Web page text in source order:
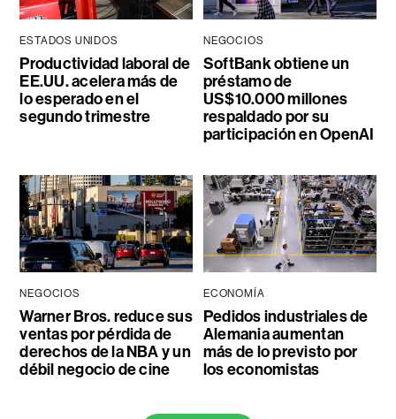
ESTADOS UNIDOS
Productividad laboral de
EE.UU. acelera más de
lo esperado en el
segundo trimestre
NEGOCIOS
SoftBank obtiene un
préstamo de
US$10.000 millones
respaldado por su
participación en OpenAI
NEGOCIOS
Warner Bros. reduce sus
ventas por pérdida de
derechos de la NBA y un
débil negocio de cine
ECONOMÍA
Pedidos industriales de
Alemania aumentan
más de lo previsto por
los economistas